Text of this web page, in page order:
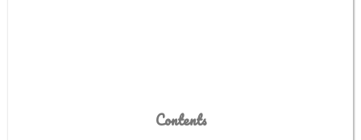
Contents